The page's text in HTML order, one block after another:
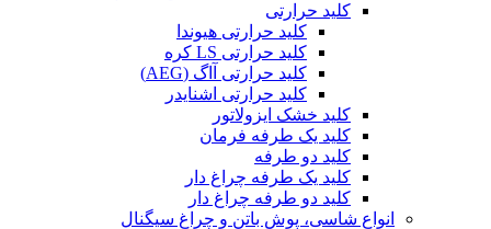
کلید حرارتی
کلید حرارتی هیوندا
کلید حرارتی LS کره
کلید حرارتی آاگ (AEG)
کلید حرارتی اشنایدر
کلید خشک ایزولاتور
کلید یک طرفه فرمان
کلید دو طرفه
کلید یک طرفه چراغ دار
کلید دو طرفه چراغ دار
انواع شاسی، پوش باتن و چراغ سیگنال